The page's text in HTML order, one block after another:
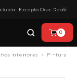
· Excepto Orac Decor
×
0
interiores
Pintura